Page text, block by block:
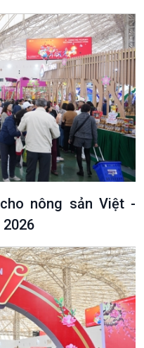
Kết nối công nghệ
Sống chung với biến đổi
khí hậu
nông sản Việt -